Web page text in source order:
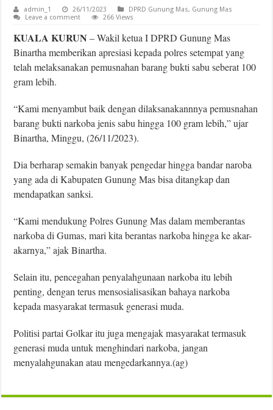
admin_1 26/11/2023 DPRD Gunung Mas, Gunung Mas
Leave a comment
266 Views
KUALA KURUN – Wakil ketua I DPRD Gunung Mas
Binartha memberikan apresiasi kepada polres setempat yang
telah melaksanakan pemusnahan barang bukti sabu seberat 100
gram lebih.
“Kami menyambut baik dengan dilaksanakannnya pemusnahan
barang bukti narkoba jenis sabu hingga 100 gram lebih,” ujar
Binartha, Minggu, (26/11/2023).
Dia berharap semakin banyak pengedar hingga bandar naroba
yang ada di Kabupaten Gunung Mas bisa ditangkap dan
mendapatkan sanksi.
“Kami mendukung Polres Gunung Mas dalam memberantas
narkoba di Gumas, mari kita berantas narkoba hingga ke akar-
akarnya,” ajak Binartha.
Selain itu, pencegahan penyalahgunaan narkoba itu lebih
penting, dengan terus mensosialisasikan bahaya narkoba
kepada masyarakat termasuk generasi muda.
Politisi partai Golkar itu juga mengajak masyarakat termasuk
generasi muda untuk menghindari narkoba, jangan
menyalahgunakan atau mengedarkannya.(ag)